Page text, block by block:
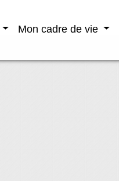
Mon cadre de vie